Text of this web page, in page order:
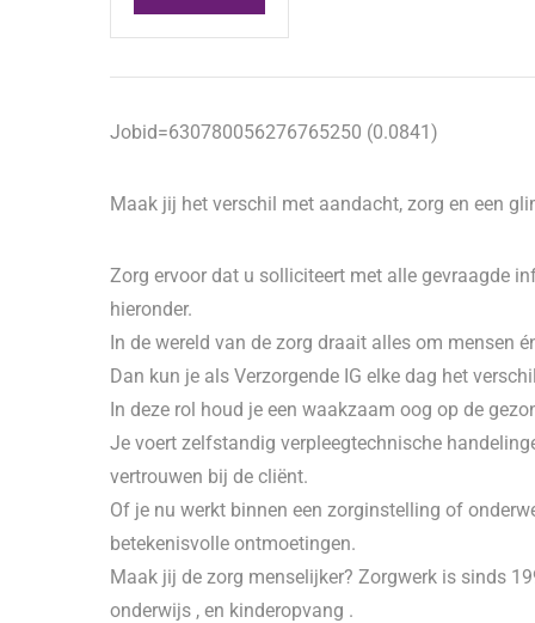
Jobid=630780056276765250 (0.0841)
Maak jij het verschil met aandacht, zorg en een
Zorg ervoor dat u solliciteert met alle gevraagde
hieronder.
In de wereld van de zorg draait alles om mensen
Dan kun je als Verzorgende IG elke dag het
In deze rol houd je een waakzaam oog op de
Je voert zelfstandig verpleegtechnische
vertrouwen bij de cliënt.
Of je nu werkt binnen een zorginstelling of
betekenisvolle ontmoetingen.
Maak jij de zorg menselijker? Zorgwerk is sinds
onderwijs , en kinderopvang .